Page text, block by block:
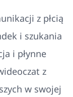
z płcią
i szukania
i płynne
z
w swojej